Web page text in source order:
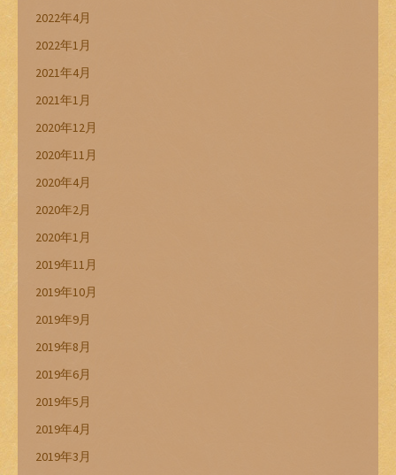
2022年4月
2022年1月
2021年4月
2021年1月
2020年12月
2020年11月
2020年4月
2020年2月
2020年1月
2019年11月
2019年10月
2019年9月
2019年8月
2019年6月
2019年5月
2019年4月
2019年3月